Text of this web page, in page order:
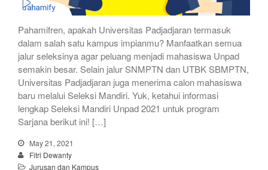
Pahamifren, apakah Universitas Padjadjaran termasuk
dalam salah satu kampus impianmu? Manfaatkan semua
jalur seleksinya agar peluang menjadi mahasiswa Unpad
semakin besar. Selain jalur SNMPTN dan UTBK SBMPTN,
Universitas Padjadjaran juga menerima calon mahasiswa
baru melalui Seleksi Mandiri. Yuk, ketahui informasi
lengkap Seleksi Mandiri Unpad 2021 untuk program
Sarjana berikut ini! […]
May 21, 2021
Fitri Dewanty
Jurusan dan Kampus